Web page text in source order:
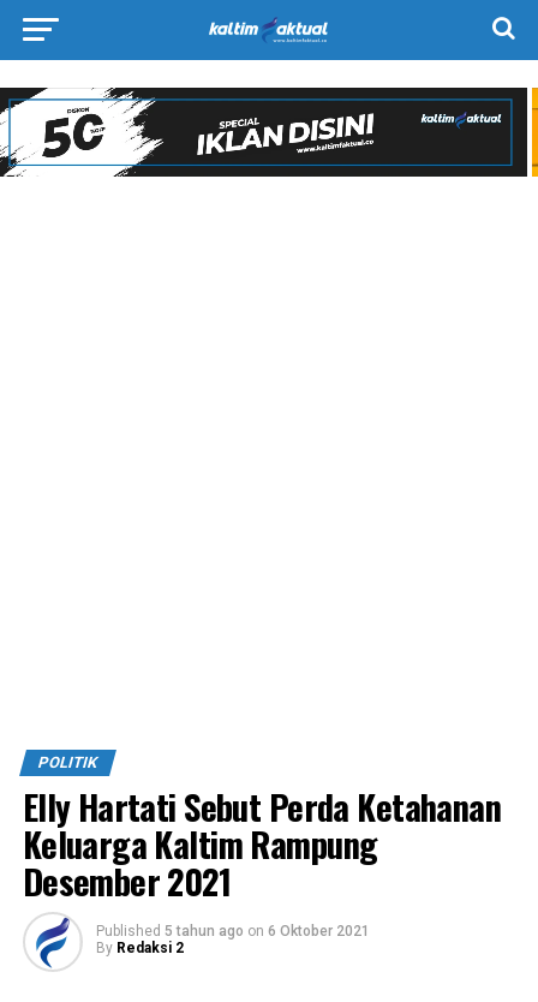
POLITIK
Elly Hartati Sebut Perda Ketahanan
Keluarga Kaltim Rampung
Desember 2021
Published 5 tahun ago on 6 Oktober 2021
By Redaksi 2